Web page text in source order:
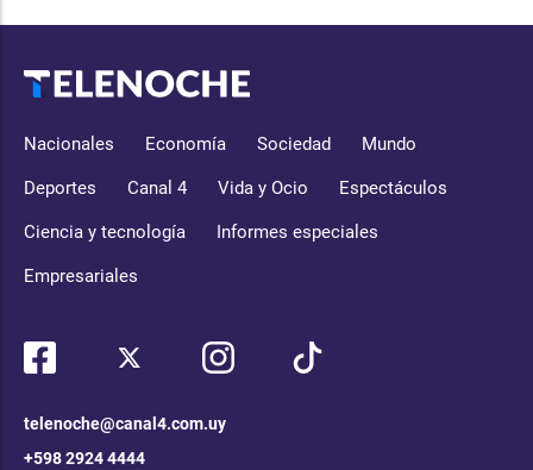
Nacionales Economía Sociedad Mundo
Deportes Canal 4 Vida y Ocio Espectáculos
Ciencia y tecnología Informes especiales
Empresariales
telenoche@canal4.com.uy
+598 2924 4444